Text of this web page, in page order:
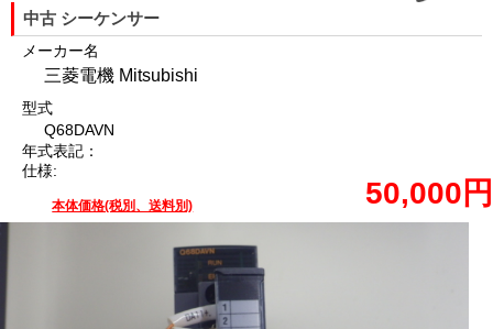
中古 シーケンサー
メーカー名
三菱電機 Mitsubishi
型式
Q68DAVN
年式表記：
仕様:
本体価格(税別、送料別) 50,000円